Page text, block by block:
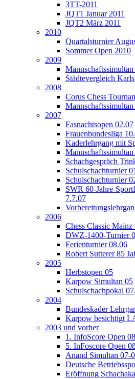
3TT-2011
JQT1 Januar 2011
JQT2 März 2011
2010
Quartalsturnier
Sommer Open 2010
2009
Städtevergleich
2008
Corus Chess
2007
Fasnachtsopen 02.07
Frauenbundesliga
Kaderlehrgang mit
Schachgespräch
Schulschachturnier
Schulschachturnier
SWR 60-Jahre-
7.7.07
2006
Chess Classic Mainz
DWZ-1400-Turnier
Ferienturnier 08.06
Robert Sutterer 85
2005
Herbstopen 05
Karpow Simultan 05
Schulschachpokal
2004
Bundeskader
Karpow besichtigt
2003 und vorher
1. InfoScore Open
5. InFoscore Open
Anand Simultan 07-
Deutsche
Eröffnung